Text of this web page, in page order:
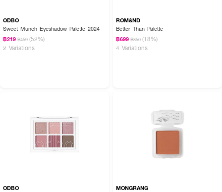
ODBO
Sweet Munch Eyeshadow Palette 2024
฿219 ฿459 (52%)
2 Variations
ROM&ND
Better Than Palette
฿699 ฿850 (18%)
4 Variations
ODBO MONGRANG